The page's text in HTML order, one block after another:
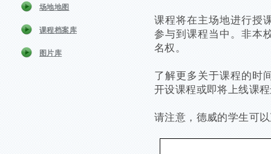
场地地图
课程档案库
图片库
课程将在主场地进行授
参与到课程当中。非本
名权。
了解更多关于课程的时
开设课程或即将上线课
请注意，德威的学生可